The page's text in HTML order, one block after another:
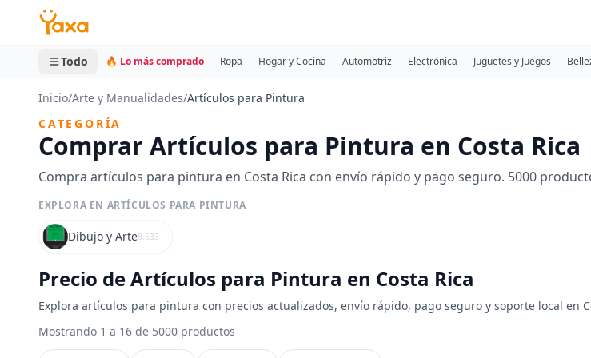
MINI CARRITO
0 productos
Todo 🔥 Lo más comprado Ropa Hogar y Cocina Automotriz Electrónica Juguetes y Juegos
Inicio/Arte y Manualidades/Artículos para Pintura
CATEGORÍA
Comprar Artículos para Pintura en Costa Rica
Compra artículos para pintura en Costa Rica con envío rápido y pago seguro. 5000
EXPLORA EN ARTÍCULOS PARA PINTURA
Dibujo y Arte8.633
Precio de Artículos para Pintura en Costa Rica
Explora artículos para pintura con precios actualizados, envío rápido, pago seguro y soporte local en
Mostrando 1 a 16 de 5000 productos